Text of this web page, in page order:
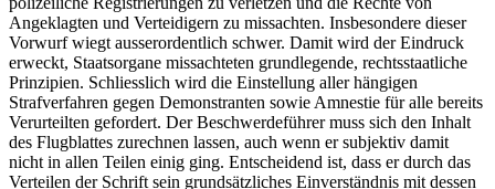
Angeklagten und Verteidigern zu missachten. Insbesondere dieser
Vorwurf wiegt ausserordentlich schwer. Damit wird der Eindruck
erweckt, Staatsorgane missachteten grundlegende, rechtsstaatliche
Prinzipien. Schliesslich wird die Einstellung aller hängigen
Strafverfahren gegen Demonstranten sowie Amnestie für alle bereits
Verurteilten gefordert. Der Beschwerdeführer muss sich den Inhalt
des Flugblattes zurechnen lassen, auch wenn er subjektiv damit
nicht in allen Teilen einig ging. Entscheidend ist, dass er durch das
Verteilen der Schrift sein grundsätzliches Einverständnis mit dessen